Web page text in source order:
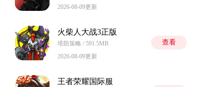
2026-08-09更新
火柴人大战3正版
塔防策略 / 591.5MB
2026-08-09更新
查看
王者荣耀国际服